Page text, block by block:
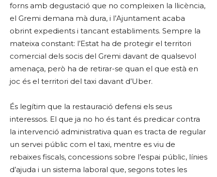
forns amb degustació que no compleixen la llicència,
el Gremi demana mà dura, i l’Ajuntament acaba
obrint expedients i tancant establiments. Sempre la
mateixa constant: l’Estat ha de protegir el territori
comercial dels socis del Gremi davant de qualsevol
amenaça, però ha de retirar-se quan el que està en
joc és el territori del taxi davant d’Uber.
És legítim que la restauració defensi els seus
interessos. El que ja no ho és tant és predicar contra
la intervenció administrativa quan es tracta de regular
un servei públic com el taxi, mentre es viu de
rebaixes fiscals, concessions sobre l’espai públic, línies
d’ajuda i un sistema laboral que, segons totes les